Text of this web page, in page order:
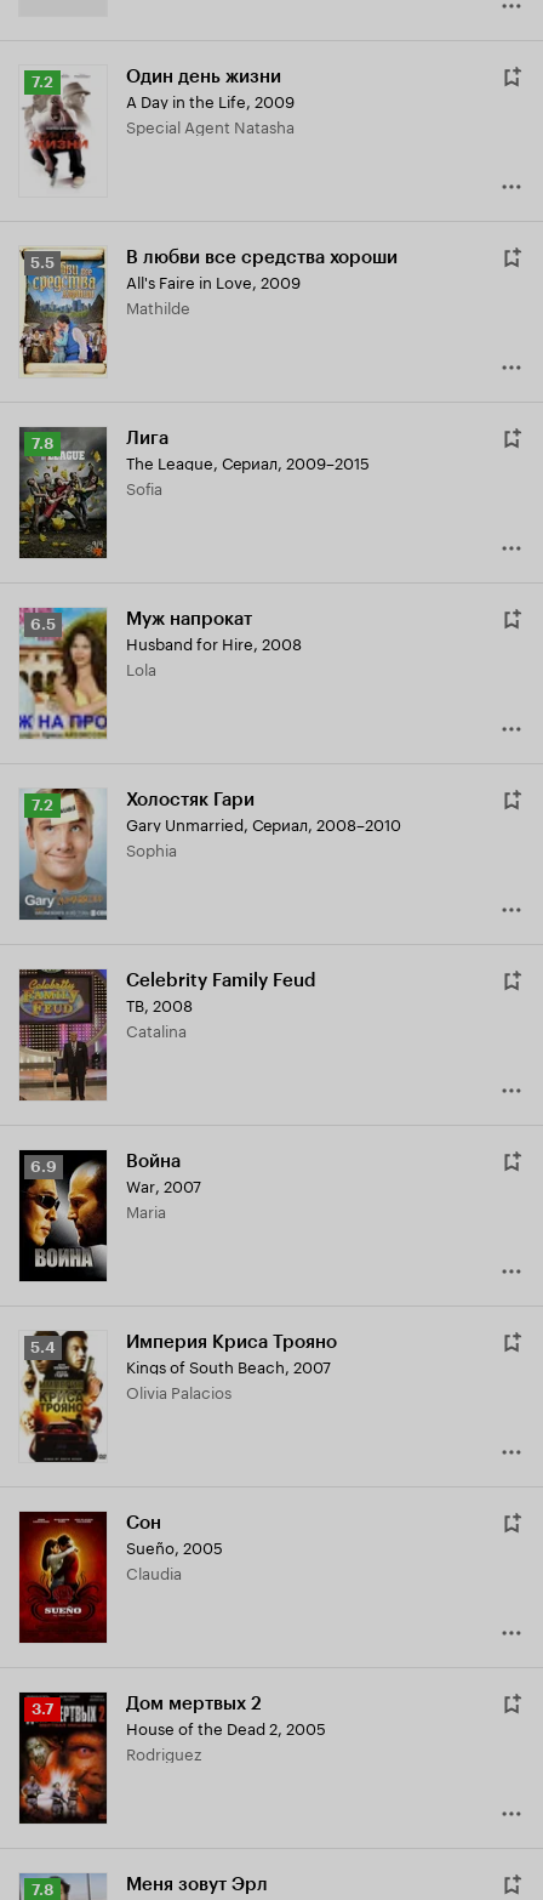
Рейтинг
Кинопоиска
7.2
7.2 Один день жизни
A Day in the Life, 2009
Special Agent Natasha
Рейтинг
Кинопоиска
5.5
5.5 В любви все средства хороши
All's Faire in Love, 2009
Mathilde
Рейтинг
Кинопоиска
7.8
7.8 Лига
The League, Сериал, 2009–2015
Sofia
Рейтинг
Кинопоиска
6.5
6.5 Муж напрокат
Husband for Hire, 2008
Lola
Рейтинг
Кинопоиска
7.2
7.2 Холостяк Гари
Gary Unmarried, Сериал, 2008–2010
Sophia
Celebrity Family Feud
ТВ, 2008
Catalina
Рейтинг
Кинопоиска
6.9
6.9 Война
War, 2007
Maria
Рейтинг
Кинопоиска
5.4
5.4 Империя Криса Трояно
Kings of South Beach, 2007
Olivia Palacios
Сон
Sueño, 2005
Claudia
Рейтинг
Кинопоиска
3.7
3.7 Дом мертвых 2
House of the Dead 2, 2005
Rodriguez
Рейтинг
7.8 Меня зовут Эрл